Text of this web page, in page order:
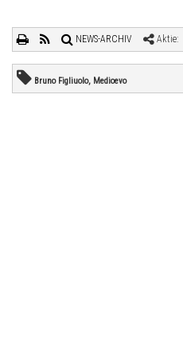
NEWS-ARCHIV Aktie:
Bruno Figliuolo, Medioevo